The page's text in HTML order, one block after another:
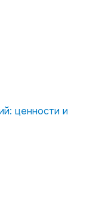
ценности и